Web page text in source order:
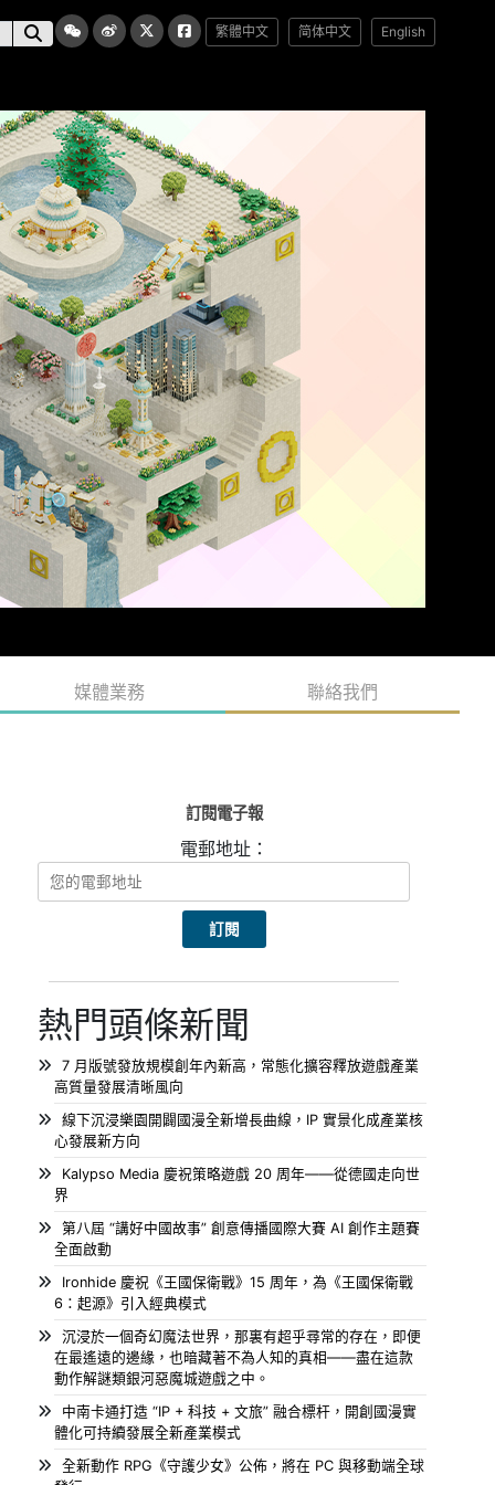
繁體中文 简体中文 English
媒體業務 聯絡我們
訂閱電子報
電郵地址：
熱門頭條新聞
7 月版號發放規模創年內新高，常態化擴容釋放遊戲產業
高質量發展清晰風向
線下沉浸樂園開闢國漫全新增長曲線，IP 實景化成產業核
心發展新方向
Kalypso Media 慶祝策略遊戲 20 周年——從德國走向世
界
第八屆 “講好中國故事” 創意傳播國際大賽 AI 創作主題賽
全面啟動
Ironhide 慶祝《王國保衛戰》15 周年，為《王國保衛戰
6：起源》引入經典模式
沉浸於一個奇幻魔法世界，那裏有超乎尋常的存在，即便
在最遙遠的邊緣，也暗藏著不為人知的真相——盡在這款
動作解謎類銀河惡魔城遊戲之中。
中南卡通打造 “IP + 科技 + 文旅” 融合標杆，開創國漫實
體化可持續發展全新產業模式
全新動作 RPG《守護少女》公佈，將在 PC 與移動端全球